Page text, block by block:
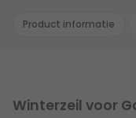
Product informatie
Winterzeil voor